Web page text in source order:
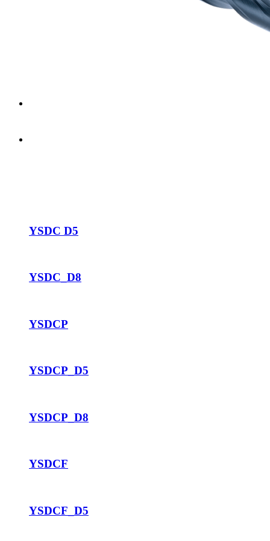
YSDC D5
YSDC_D8
YSDCP
YSDCP_D5
YSDCP_D8
YSDCF
YSDCF_D5